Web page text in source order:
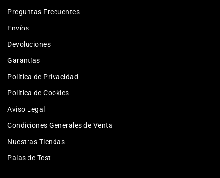
Preguntas Frecuentes
Envíos
Devoluciones
Garantías
Política de Privacidad
Política de Cookies
Aviso Legal
Condiciones Generales de Venta
Nuestras Tiendas
Palas de Test